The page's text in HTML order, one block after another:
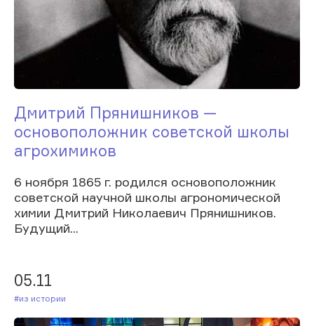
Дмитрий Прянишников —
основоположник советской школы
агрохимиков
6 ноября 1865 г. родился основоположник
советской научной школы агрономической
химии Дмитрий Николаевич Прянишников.
Будущий...
05.11
#Из истории